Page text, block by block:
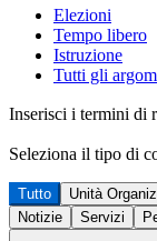
Elezioni
Tempo libero
Istruzione
Tutti gli
Inserisci i termini di
Seleziona il tipo di
Tutto Unità
Notizie
Servizi